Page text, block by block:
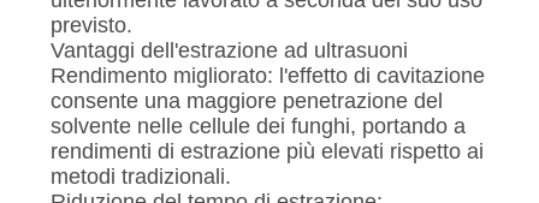
previsto.
Vantaggi dell'estrazione ad ultrasuoni
Rendimento migliorato: l'effetto di cavitazione
consente una maggiore penetrazione del
solvente nelle cellule dei funghi, portando a
rendimenti di estrazione più elevati rispetto ai
metodi tradizionali.